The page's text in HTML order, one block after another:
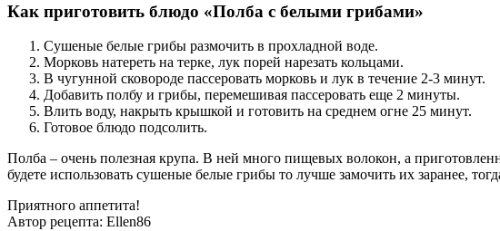
Как приготовить блюдо «Полба с белыми грибами»
Сушеные белые грибы размочить в прохладной воде.
Морковь натереть на терке, лук порей нарезать кольцами.
В чугунной сковороде пассеровать морковь и лук в течение 2-3 минут.
Добавить полбу и грибы, перемешивая пассеровать еще 2 минуты.
Влить воду, накрыть крышкой и готовить на среднем огне 25 минут.
Готовое блюдо подсолить.
Полба – очень полезная крупа. В ней много пищевых волокон, а
будете использовать сушеные белые грибы то лучше замочить их заранее,
Приятного аппетита!
Автор рецепта: Ellen86